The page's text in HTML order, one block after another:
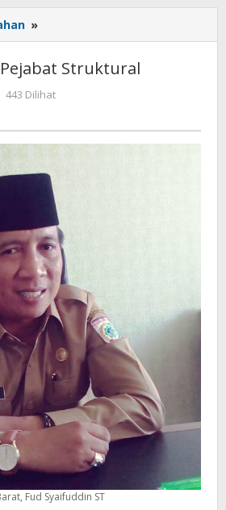
»
Mutasi
Struktural
Struktural
443 Dilihat
Fud Syaifuddin ST